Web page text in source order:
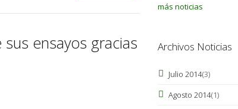
ensayos gracias
más noticias
Archivos Noticias
Julio 2014(3)
Agosto 2014(1)